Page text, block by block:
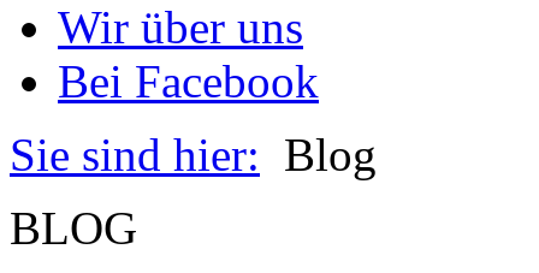
Wir über uns
Bei Facebook
Sie sind hier: Blog
BLOG